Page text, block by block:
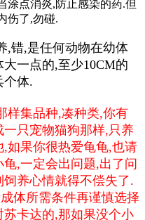
涂点消炎,防止感染的药.但
伤了,勿碰.
,错,是任何动物在幼体
一点的,至少10CM的
个体.
样集品种,凑种类,你有
只宠物猫狗那样,只养
如果你很热爱龟龟,也请
,一定会出问题,出了问
养心情就得不偿失了.
体所需条件再谨慎选择
卡达的,那如果没个小